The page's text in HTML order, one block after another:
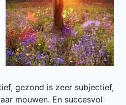
gezond is zeer subjectief,
mouwen. En succesvol